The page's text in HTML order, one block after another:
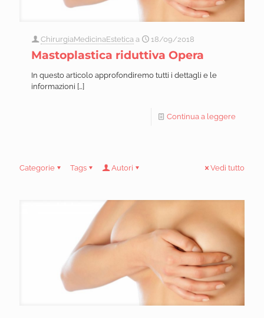
ChirurgiaMedicinaEstetica a 18/09/2018
Mastoplastica riduttiva Opera
In questo articolo approfondiremo tutti i dettagli e le
informazioni […]
Continua a leggere
Categorie Tags Autori Vedi tutto